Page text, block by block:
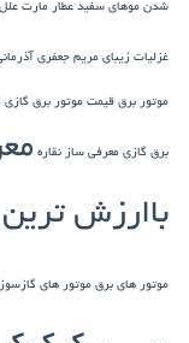
شدن موهای سفید عطار مارت
غزلیات زیبای مریم جعفری
موتور برق قیمت موتور برق گازی
برق گازی معرفی ساز نقاره
باارزش
موتور های برق موتور های گازسوز